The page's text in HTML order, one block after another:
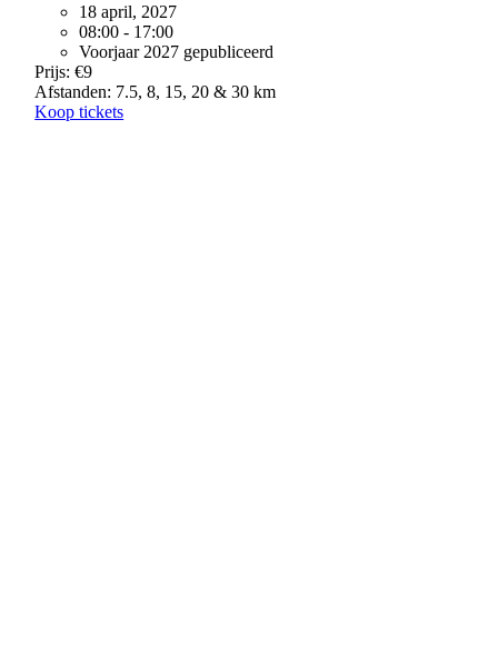
18 april, 2027
08:00 - 17:00
Voorjaar 2027 gepubliceerd
Prijs: €9
Afstanden: 7.5, 8, 15, 20 & 30 km
Koop tickets